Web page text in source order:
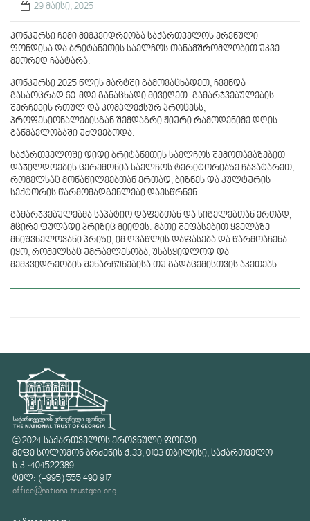
29 მაისი, 2025
კონკურსი ჩემი მემკვიდრეობა საქართველოს ერვნული
ფონდისა და ბრიტანეთის საელჩოს თანამშრომლობით უკვე
მეორედ ჩაატარა.
კონკურსი 2025 წლის მარტში გამოვაცხადეთ, ჩვენდა
გასაოცრად 60-მდე განაცხადი მივიღეთ. გამარჯვებულების
შერჩევის რთულ და კომპლექსურ პროცესს,
პროფესიონალებისგან შემდაგრი ჟიური რამოდენიმე დღის
განმავლობაში უძღვებოდა.
საქართველოში დიდი ბრიტანეთის საელჩოს შემოთავაზებით
დაჯილდოების ცერემონია საელჩოს ტერიტორიაზე ჩავატარეთ,
რომელსაც მონაწილეებთან ერთად, ბიზნეს და კულტურის
სექტორის წარმომადგენლები დაესწრნენ.
გამარჯვებულებმა საპატიო დაფებთან და სიგელებთან ერთად,
მცირე ფულადი პრიზიც მიიღეს. მათი შეფასებით ყველაზე
მნიშვნელოვანი პრიზი, იმ ღვაწლის დაფასება და წარმოაჩენა
იყო, რომელსაც უმრავლესობა, უსასყიდლოდ და
მემკვიდრეობის შენარჩუნებისა თუ გადაცემისთვის აკეთებს.
© 2024 საქართველოს ეროვნული ფონდი
მეფე სოლომონ ბრძენის ქ.33, 0103 თბილისი, საქართველო
ს.კ.:404522389
ტელ: (+995) 555 490 917
office@nationaltrustgeo.org